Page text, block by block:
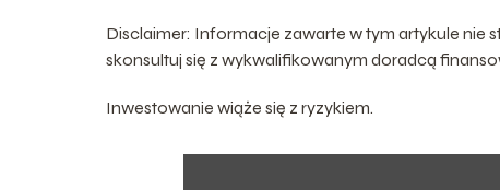
Disclaimer: Informacje zawarte w tym artykule nie
skonsultuj się z wykwalifikowanym doradcą
Inwestowanie wiąże się z ryzykiem.